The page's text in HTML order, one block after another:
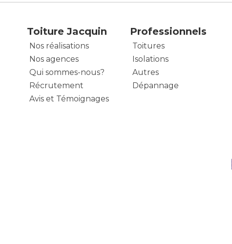
Toiture Jacquin
Nos réalisations
Nos agences
Qui sommes-nous?
Récrutement
Avis et Témoignages
Professionnels
Toitures
Isolations
Autres
Dépannage